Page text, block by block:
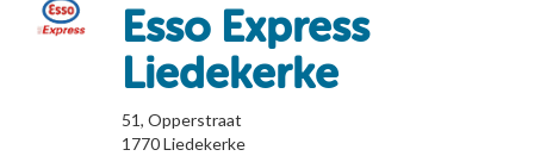
Esso Express
Liedekerke
51, Opperstraat
1770Liedekerke